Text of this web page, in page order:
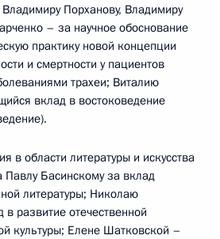
Порханову, Владимиру
– за научное обоснование
практику новой концепции
и смертности у пациентов
трахеи; Виталию
вклад в востоковедение
в области литературы и искусства
Басинскому за вклад
литературы; Николаю
развитие отечественной
культуры; Елене Шатковской –